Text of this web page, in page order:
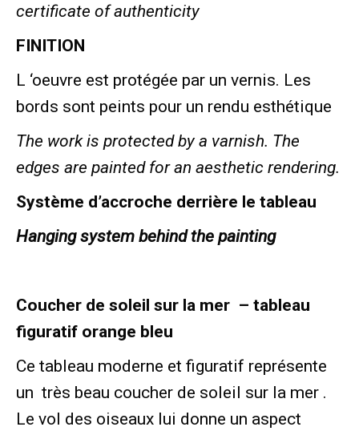
certificate of authenticity
FINITION
L ‘oeuvre est protégée par un vernis. Les
bords sont peints pour un rendu esthétique
The work is protected by a varnish. The
edges are painted for an aesthetic rendering.
Système d’accroche derrière le tableau
Hanging system behind the painting
Coucher de soleil sur la mer – tableau
figuratif orange bleu
Ce tableau moderne et figuratif représente
un très beau coucher de soleil sur la mer .
Le vol des oiseaux lui donne un aspect